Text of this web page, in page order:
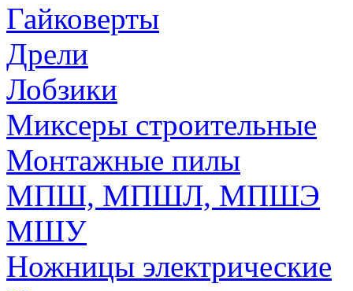
Гайковерты
Дрели
Лобзики
Миксеры строительные
Монтажные пилы
МПШ, МПШЛ, МПШЭ
МШУ
Ножницы электрические